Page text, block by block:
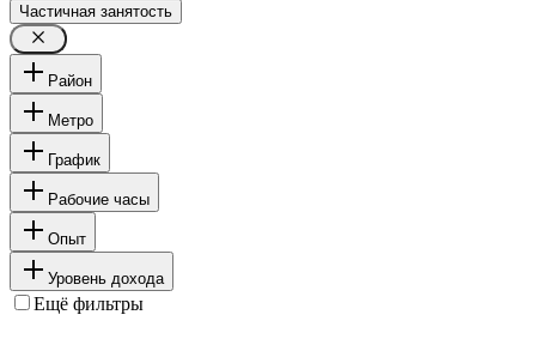
Частичная занятость
Район
Метро
График
Рабочие часы
Опыт
Уровень дохода
Ещё фильтры